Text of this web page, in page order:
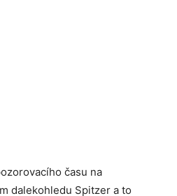
času na
dalekohledu Spitzer a to